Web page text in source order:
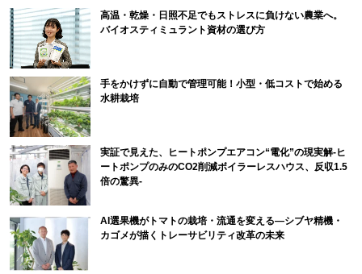
高温・乾燥・日照不足でもストレスに負けない農業へ。
バイオスティミュラント資材の選び方
手をかけずに自動で管理可能！小型・低コストで始める
水耕栽培
実証で見えた、ヒートポンプエアコン“電化”の現実解-ヒ
ートポンプのみのCO2削減ボイラーレスハウス、反収1.5
倍の驚異-
AI選果機がトマトの栽培・流通を変える―シブヤ精機・
カゴメが描くトレーサビリティ改革の未来